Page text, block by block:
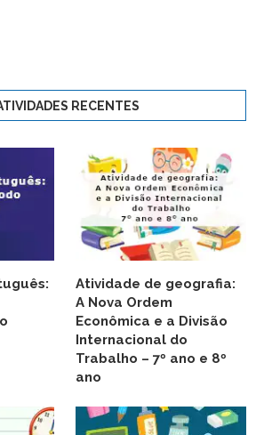
RECENTES
Atividade de geografia:
A Nova Ordem
Econômica e a Divisão
Internacional do
Trabalho – 7º ano e 8º
ano